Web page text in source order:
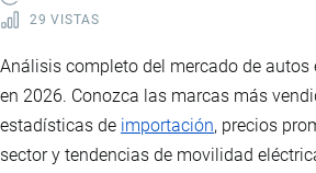
29 VISTAS
Análisis completo del mercado de autos
en 2026. Conozca las marcas más
estadísticas de importación, precios
sector y tendencias de movilidad